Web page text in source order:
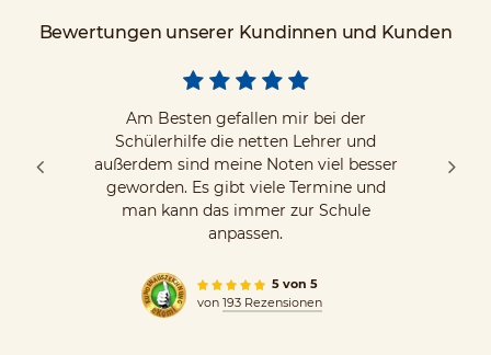
Bewertungen unserer Kundinnen und Kunden
Am Besten gefallen mir bei der
Schülerhilfe die netten Lehrer und
außerdem sind meine Noten viel besser
geworden. Es gibt viele Termine und
man kann das immer zur Schule
anpassen.
5 von 5
von 193 Rezensionen